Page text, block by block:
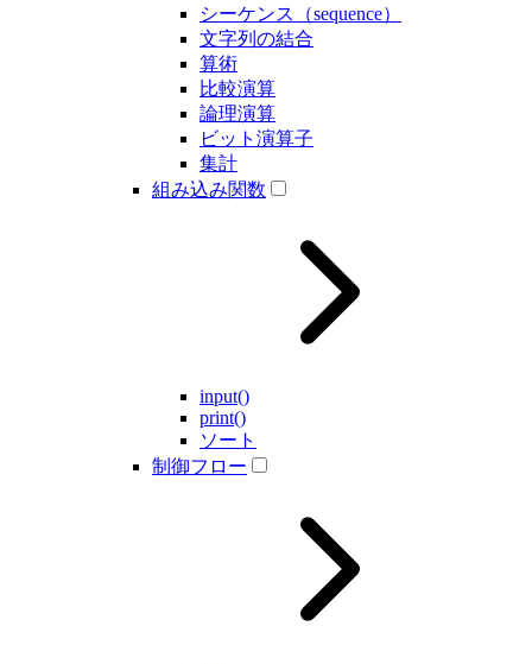
シーケンス（sequence）
文字列の結合
算術
比較演算
論理演算
ビット演算子
集計
組み込み関数
input()
print()
ソート
制御フロー